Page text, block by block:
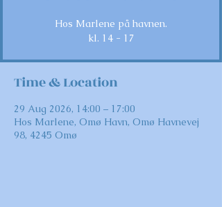
Hos Marlene på havnen.
kl. 14 - 17
Time & Location
29 Aug 2026, 14:00 – 17:00
Hos Marlene, Omø Havn, Omø Havnevej
98, 4245 Omø